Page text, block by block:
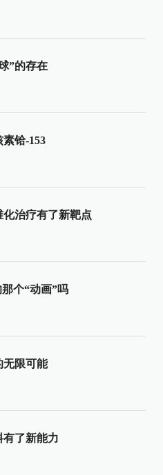
”的存在
铪-153
治疗有了新靶点
个“动画”吗
无限可能
了新能力